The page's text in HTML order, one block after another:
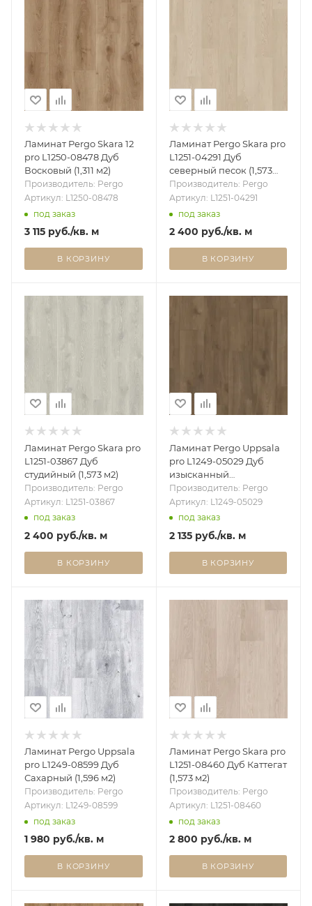
Ламинат Pergo Skara 12
pro L1250-08478 Дуб
Восковый (1,311 м2)
Производитель: Pergo
Артикул: L1250-08478
под заказ
3 115 руб./кв. м
В КОРЗИНУ
Ламинат Pergo Skara pro
L1251-04291 Дуб
северный песок (1,573
м2)
Производитель: Pergo
Артикул: L1251-04291
под заказ
2 400 руб./кв. м
В КОРЗИНУ
Ламинат Pergo Skara pro
L1251-03867 Дуб
студийный (1,573 м2)
Производитель: Pergo
Артикул: L1251-03867
под заказ
2 400 руб./кв. м
В КОРЗИНУ
Ламинат Pergo Uppsala
pro L1249-05029 Дуб
изысканный
коричневый (1,596 м2)
Производитель: Pergo
Артикул: L1249-05029
под заказ
2 135руб./кв. м
В КОРЗИНУ
Ламинат Pergo Uppsala
pro L1249-08599 Дуб
Сахарный (1,596 м2)
Производитель: Pergo
Артикул: L1249-08599
под заказ
1 980 руб./кв. м
В КОРЗИНУ
Ламинат Pergo Skara pro
L1251-08460 Дуб Каттегат
(1,573 м2)
Производитель: Pergo
Артикул: L1251-08460
под заказ
2 800 руб./кв. м
В КОРЗИНУ